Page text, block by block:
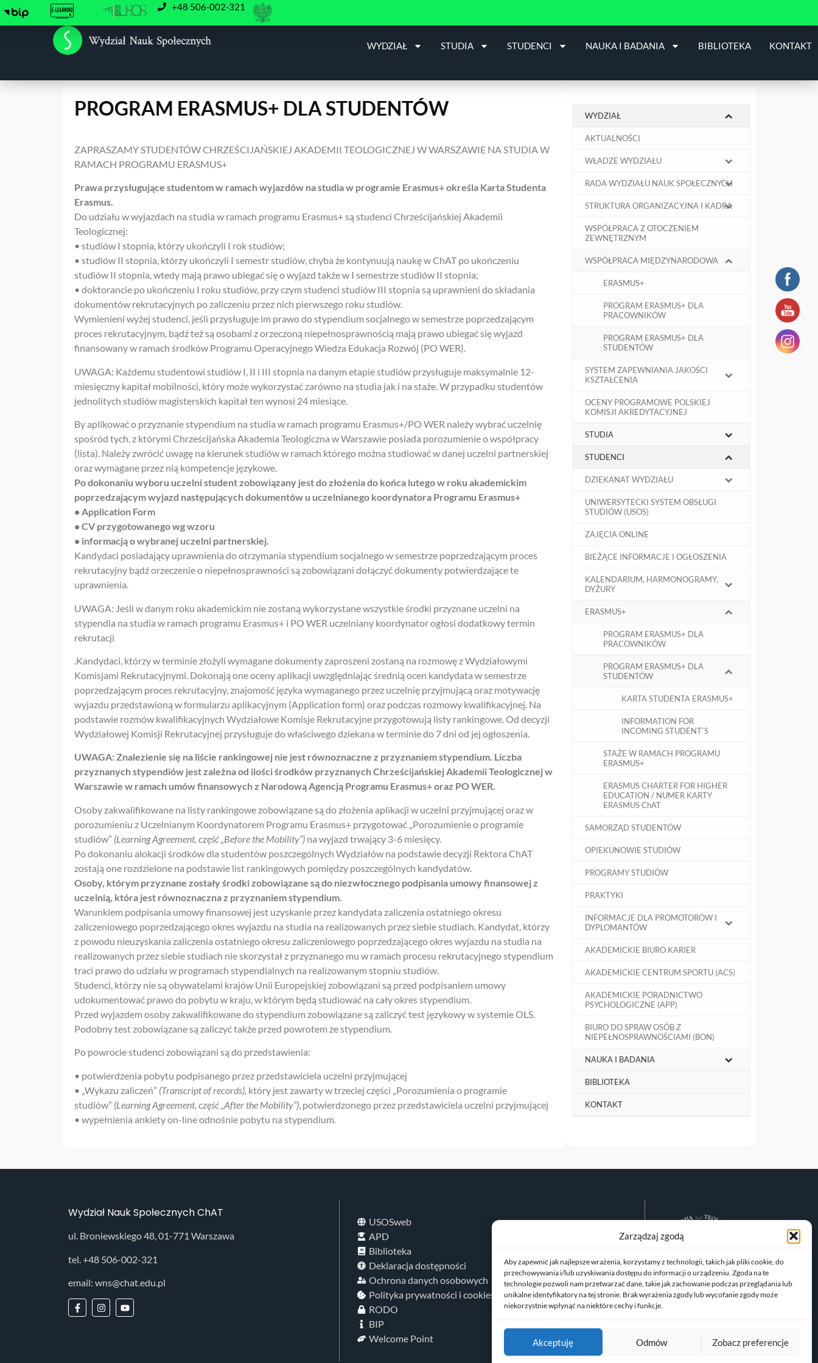
Zarządzaj zgodą
Aby zapewnić jak najlepsze wrażenia, korzystamy z technologii, takich jak pliki cookie, do
przechowywania i/lub uzyskiwania dostępu do informacji o urządzeniu. Zgoda na te
technologie pozwoli nam przetwarzać dane, takie jak zachowanie podczas przeglądania lub
unikalne identyfikatory na tej stronie. Brak wyrażenia zgody lub wycofanie zgody może
niekorzystnie wpłynąć na niektóre cechy i funkcje.
Akceptuję Odmów Zobacz preferencje
+48 506-002-321
WYDZIAŁ STUDIA STUDENCI NAUKA I BADANIA BIBLIOTEKA KONTAKT
PROGRAM ERASMUS+ DLA STUDENTÓW
ZAPRASZAMY STUDENTÓW CHRZEŚCIJAŃSKIEJ AKADEMII TEOLOGICZNEJ W WARSZAWIE NA STUDIA W
RAMACH PROGRAMU ERASMUS+
Prawa przysługujące studentom w ramach wyjazdów na studia w programie Erasmus+ określa Karta Studenta
Erasmus.
Do udziału w wyjazdach na studia w ramach programu Erasmus+ są studenci Chrześcijańskiej Akademii
Teologicznej:
• studiów I stopnia, którzy ukończyli I rok studiów;
• studiów II stopnia, którzy ukończyli I semestr studiów, chyba że kontynuują naukę w ChAT po ukończeniu
studiów II stopnia, wtedy mają prawo ubiegać się o wyjazd także w I semestrze studiów II stopnia;
• doktorancie po ukończeniu I roku studiów, przy czym studenci studiów III stopnia są uprawnieni do składania
dokumentów rekrutacyjnych po zaliczeniu przez nich pierwszego roku studiów.
Wymienieni wyżej studenci, jeśli przysługuje im prawo do stypendium socjalnego w semestrze poprzedzającym
proces rekrutacyjnym, bądź też są osobami z orzeczoną niepełnosprawnością mają prawo ubiegać się wyjazd
finansowany w ramach środków Programu Operacyjnego Wiedza Edukacja Rozwój (PO WER).
UWAGA: Każdemu studentowi studiów I, II i III stopnia na danym etapie studiów przysługuje maksymalnie 12-
miesięczny kapitał mobilności, który może wykorzystać zarówno na studia jak i na staże. W przypadku studentów
jednolitych studiów magisterskich kapitał ten wynosi 24 miesiące.
By aplikować o przyznanie stypendium na studia w ramach programu Erasmus+/PO WER należy wybrać uczelnię
spośród tych, z którymi Chrześcijańska Akademia Teologiczna w Warszawie posiada porozumienie o współpracy
(lista). Należy zwrócić uwagę na kierunek studiów w ramach którego można studiować w danej uczelni partnerskiej
oraz wymagane przez nią kompetencje językowe.
Po dokonaniu wyboru uczelni student zobowiązany jest do złożenia do końca lutego w roku akademickim
poprzedzającym wyjazd następujących dokumentów u uczelnianego koordynatora Programu Erasmus+
• Application Form
• CV przygotowanego wg wzoru
• informacją o wybranej uczelni partnerskiej.
Kandydaci posiadający uprawnienia do otrzymania stypendium socjalnego w semestrze poprzedzającym proces
rekrutacyjny bądź orzeczenie o niepełnosprawności są zobowiązani dołączyć dokumenty potwierdzające te
uprawnienia.
UWAGA: Jeśli w danym roku akademickim nie zostaną wykorzystane wszystkie środki przyznane uczelni na
stypendia na studia w ramach programu Erasmus+ i PO WER uczelniany koordynator ogłosi dodatkowy termin
rekrutacji
.Kandydaci, którzy w terminie złożyli wymagane dokumenty zaproszeni zostaną na rozmowę z Wydziałowymi
Komisjami Rekrutacyjnymi. Dokonają one oceny aplikacji uwzględniając średnią ocen kandydata w semestrze
poprzedzającym proces rekrutacyjny, znajomość języka wymaganego przez uczelnię przyjmującą oraz motywację
wyjazdu przedstawioną w formularzu aplikacyjnym (Application form) oraz podczas rozmowy kwalifikacyjnej. Na
podstawie rozmów kwalifikacyjnych Wydziałowe Komisje Rekrutacyjne przygotowują listy rankingowe. Od decyzji
Wydziałowej Komisji Rekrutacyjnej przysługuje do właściwego dziekana w terminie do 7 dni od jej ogłoszenia.
UWAGA: Znalezienie się na liście rankingowej nie jest równoznaczne z przyznaniem stypendium. Liczba
przyznanych stypendiów jest zależna od ilości środków przyznanych Chrześcijańskiej Akademii Teologicznej w
Warszawie w ramach umów finansowych z Narodową Agencją Programu Erasmus+ oraz PO WER.
Osoby zakwalifikowane na listy rankingowe zobowiązane są do złożenia aplikacji w uczelni przyjmującej oraz w
porozumieniu z Uczelnianym Koordynatorem Programu Erasmus+ przygotować „Porozumienie o programie
studiów” (Learning Agreement, część „Before the Mobility”) na wyjazd trwający 3-6 miesięcy.
Po dokonaniu alokacji środków dla studentów poszczególnych Wydziałów na podstawie decyzji Rektora ChAT
zostają one rozdzielone na podstawie list rankingowych pomiędzy poszczególnych kandydatów.
Osoby, którym przyznane zostały środki zobowiązane są do niezwłocznego podpisania umowy finansowej z
uczelnią, która jest równoznaczna z przyznaniem stypendium.
Warunkiem podpisania umowy finansowej jest uzyskanie przez kandydata zaliczenia ostatniego okresu
zaliczeniowego poprzedzającego okres wyjazdu na studia na realizowanych przez siebie studiach. Kandydat, którzy
z powodu nieuzyskania zaliczenia ostatniego okresu zaliczeniowego poprzedzającego okres wyjazdu na studia na
realizowanych przez siebie studiach nie skorzystał z przyznanego mu w ramach procesu rekrutacyjnego stypendium
traci prawo do udziału w programach stypendialnych na realizowanym stopniu studiów.
Studenci, którzy nie są obywatelami krajów Unii Europejskiej zobowiązani są przed podpisaniem umowy
udokumentować prawo do pobytu w kraju, w którym będą studiować na cały okres stypendium.
Przed wyjazdem osoby zakwalifikowane do stypendium zobowiązane są zaliczyć test językowy w systemie OLS.
Podobny test zobowiązane są zaliczyć także przed powrotem ze stypendium.
Po powrocie studenci zobowiązani są do przedstawienia:
• potwierdzenia pobytu podpisanego przez przedstawiciela uczelni przyjmującej
• „Wykazu zaliczeń” (Transcript of records), który jest zawarty w trzeciej części „Porozumienia o programie
studiów” (Learning Agreement, część „After the Mobility”) , potwierdzonego przez przedstawiciela uczelni przyjmującej
• wypełnienia ankiety on-line odnośnie pobytu na stypendium.
WYDZIAŁ
AKTUALNOŚCI
WŁADZE WYDZIAŁU
RADA WYDZIAŁU NAUK SPOŁECZNYCH
STRUKTURA ORGANIZACYJNA I KADRA
WSPÓŁPRACA Z OTOCZENIEM
ZEWNĘTRZNYM
WSPÓŁPRACA MIĘDZYNARODOWA
ERASMUS+
PROGRAM ERASMUS+ DLA
PRACOWNIKÓW
PROGRAM ERASMUS+ DLA
STUDENTÓW
SYSTEM ZAPEWNIANIA JAKOŚCI
KSZTAŁCENIA
OCENY PROGRAMOWE POLSKIEJ
KOMISJI AKREDYTACYJNEJ
STUDIA
STUDENCI
DZIEKANAT WYDZIAŁU
UNIWERSYTECKI SYSTEM OBSŁUGI
STUDIÓW (USOS)
ZAJĘCIA ONLINE
BIEŻĄCE INFORMACJE I OGŁOSZENIA
KALENDARIUM, HARMONOGRAMY,
DYŻURY
ERASMUS+
PROGRAM ERASMUS+ DLA
PRACOWNIKÓW
PROGRAM ERASMUS+ DLA
STUDENTÓW
KARTA STUDENTA ERASMUS+
INFORMATION FOR
INCOMING STUDENT`S
STAŻE W RAMACH PROGRAMU
ERASMUS+
ERASMUS CHARTER FOR HIGHER
EDUCATION / NUMER KARTY
ERASMUS ChAT
SAMORZĄD STUDENTÓW
OPIEKUNOWIE STUDIÓW
PROGRAMY STUDIÓW
PRAKTYKI
INFORMACJE DLA PROMOTORÓW I
DYPLOMANTÓW
AKADEMICKIE BIURO KARIER
AKADEMICKIE CENTRUM SPORTU (ACS)
AKADEMICKIE PORADNICTWO
PSYCHOLOGICZNE (APP)
BIURO DO SPRAW OSÓB Z
NIEPEŁNOSPRAWNOŚCIAMI (BON)
NAUKA I BADANIA
BIBLIOTEKA
KONTAKT
Wydział Nauk Społecznych ChAT
ul. Broniewskiego 48, 01-771 Warszawa
tel. +48 506-002-321
email: wns@chat.edu.pl
USOSweb
APD
Biblioteka
Deklaracja dostępności
Ochrona danych osobowych
Polityka prywatności i cookies
RODO
BIP
Welcome Point